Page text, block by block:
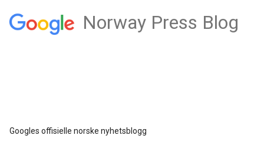
Norway Press Blog
Googles offisielle norske nyhetsblogg